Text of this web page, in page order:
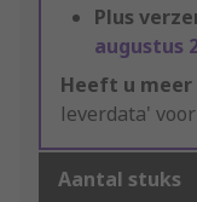
Plus
augustus
Heeft u meer
leverdata'
Aantal stuks